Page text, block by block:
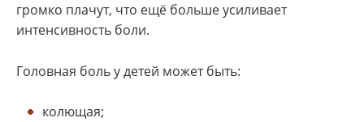
громко плачут, что ещё больше усиливает
интенсивность боли.
Головная боль у детей может быть:
колющая;